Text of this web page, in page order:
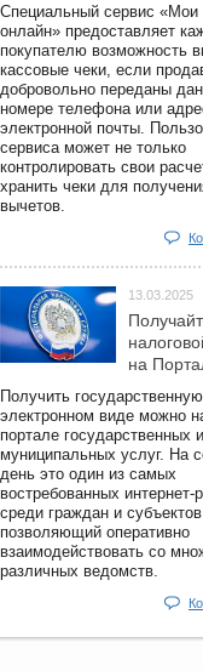
Специальный сервис «Мои
онлайн» предоставляет
покупателю возможность
кассовые чеки, если
добровольно переданы
номере телефона или
электронной почты.
сервиса может не только
контролировать свои
хранить чеки для
вычетов.
13.03.2025
на
Получить
электронном виде можно
портале государственных и
муниципальных услуг. На
день это один из самых
востребованных интернет-
среди граждан и субъектов
позволяющий оперативно
взаимодействовать со
различных ведомств.